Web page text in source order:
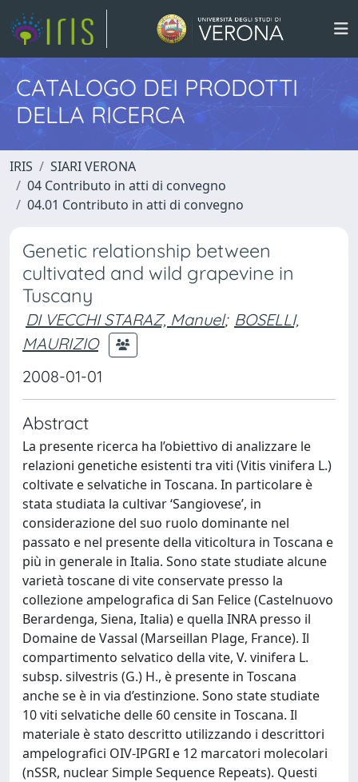
CATALOGO DEI PRODOTTI
DELLA RICERCA
IRIS
SIARI VERONA
04 Contributo in atti di convegno
04.01 Contributo in atti di convegno
Genetic relationship between
cultivated and wild grapevine in
Tuscany
DI VECCHI STARAZ, Manuel; BOSELLI,
MAURIZIO
2008-01-01
Abstract
La presente ricerca ha l’obiettivo di analizzare le
relazioni genetiche esistenti tra viti (Vitis vinifera L.)
coltivate e selvatiche in Toscana. In particolare è
stata studiata la cultivar ‘Sangiovese’, in
considerazione del suo ruolo dominante nel
passato e nel presente della viticoltura in Toscana e
più in generale in Italia. Sono state studiate alcune
varietà toscane di vite conservate presso la
collezione ampelografica di San Felice (Castelnuovo
Berardenga, Siena, Italia) e quella INRA presso il
Domaine de Vassal (Marseillan Plage, France). Il
compartimento selvatico della vite, V. vinifera L.
subsp. silvestris (G.) H., è presente in Toscana
anche se è in via d’estinzione. Sono state studiate
10 viti selvatiche delle 60 censite in Toscana. Il
materiale è stato descritto utilizzando i descrittori
ampelografici OIV-IPGRI e 12 marcatori molecolari
(nSSR, nuclear Simple Sequence Repeats). Questi